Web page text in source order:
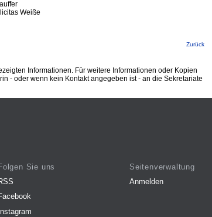
Weiße
Zurück
Informationen. Für weitere Informationen oder Kopien
- oder wenn kein Kontakt angegeben ist - an die Sekretariate
Sie uns
Seitenverwaltung
Anmelden